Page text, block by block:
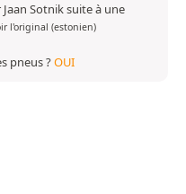
Sotnik suite à une
l'original (estonien)
pneus ?OUI